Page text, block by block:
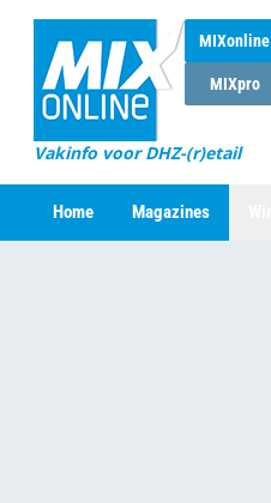
MIXonline
MIXpro
Vakinfo voor DHZ-(r)etail
Home Magazines